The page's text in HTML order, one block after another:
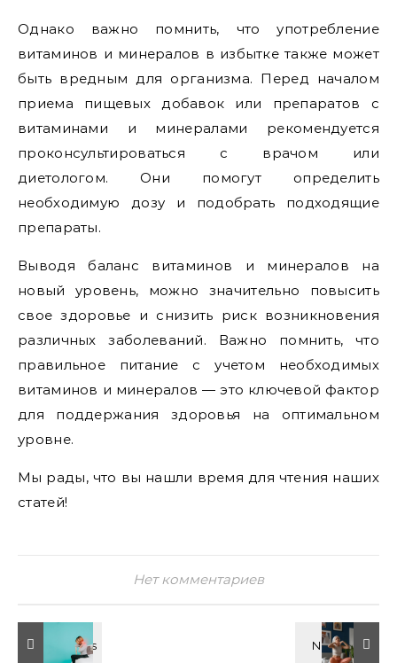
Однако важно помнить, что употребление
витаминов и минералов в избытке также может
быть вредным для организма. Перед началом
приема пищевых добавок или препаратов с
витаминами и минералами рекомендуется
проконсультироваться с врачом или
диетологом. Они помогут определить
необходимую дозу и подобрать подходящие
препараты.
Выводя баланс витаминов и минералов на
новый уровень, можно значительно повысить
свое здоровье и снизить риск возникновения
различных заболеваний. Важно помнить, что
правильное питание с учетом необходимых
витаминов и минералов — это ключевой фактор
для поддержания здоровья на оптимальном
уровне.
Мы рады, что вы нашли время для чтения наших
статей!
Нет комментариев